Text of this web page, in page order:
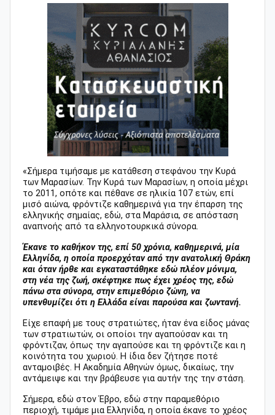
«Σήμερα τιμήσαμε με κατάθεση στεφάνου την Κυρά
των Μαρασίων. Την Κυρά των Μαρασίων, η οποία μέχρι
το 2011, οπότε και πέθανε σε ηλικία 107 ετών, επί
μισό αιώνα, φρόντιζε καθημερινά για την έπαρση της
ελληνικής σημαίας, εδώ, στα Μαράσια, σε απόσταση
αναπνοής από τα ελληνοτουρκικά σύνορα.
Έκανε το καθήκον της, επί 50 χρόνια, καθημερινά, μία
Ελληνίδα, η οποία προερχόταν από την ανατολική Θράκη
και όταν ήρθε και εγκαταστάθηκε εδώ πλέον μόνιμα,
στη νέα της ζωή, σκέφτηκε πως έχει χρέος της, εδώ
πάνω στα σύνορα, στην επιμεθόριο ζώνη, να
υπενθυμίζει ότι η Ελλάδα είναι παρούσα και ζωντανή.
Είχε επαφή με τους στρατιώτες, ήταν ένα είδος μάνας
των στρατιωτών, οι οποίοι την αγαπούσαν και τη
φρόντιζαν, όπως την αγαπούσε και τη φρόντιζε και η
κοινότητα του χωριού. Η ίδια δεν ζήτησε ποτέ
ανταμοιβές. Η Ακαδημία Αθηνών όμως, δικαίως, την
αντάμειψε και την βράβευσε για αυτήν της την στάση.
Σήμερα, εδώ στον Έβρο, εδώ στην παραμεθόριο
περιοχή, τιμάμε μια Ελληνίδα, η οποία έκανε το χρέος